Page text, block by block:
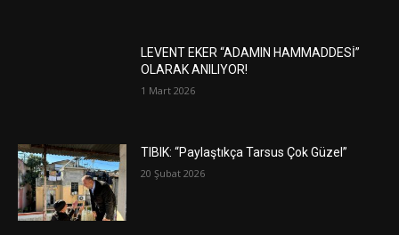
LEVENT EKER “ADAMIN HAMMADDESİ”
OLARAK ANILIYOR!
1 Mart 2026
TIBIK: “Paylaştıkça Tarsus Çok Güzel”
20 Şubat 2026